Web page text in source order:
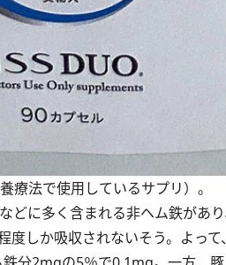
療法で使用しているサプリ）。
に多く含まれる非ヘム鉄があ
しか吸収されないそう。よっ